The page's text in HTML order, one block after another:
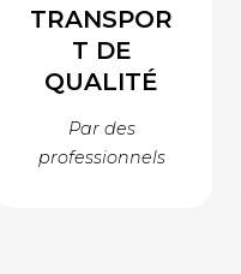
TRANSPOR
T DE
QUALITÉ
Par des
professionnels